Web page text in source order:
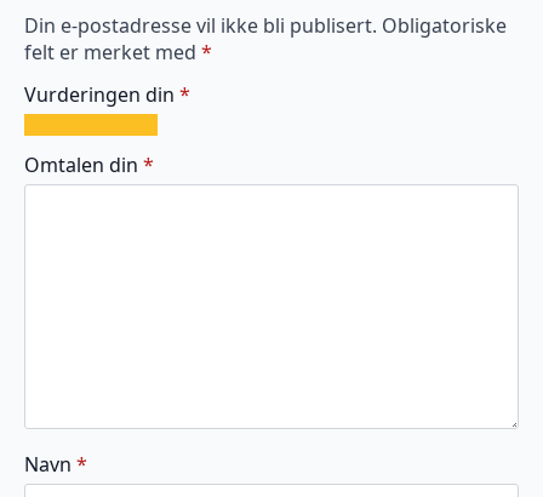
Din e-postadresse vil ikke bli publisert. Obligatoriske
felt er merket med *
Vurderingen din *
av
5
av
5
av
5
av
5
av
5
Omtalen din *
Navn *